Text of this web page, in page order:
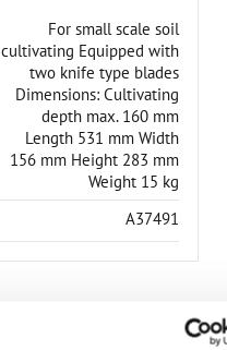
For small scale soil
cultivating Equipped with
two knife type blades
Dimensions: Cultivating
depth max. 160 mm
Length 531 mm Width
156 mm Height 283 mm
Weight 15 kg
A37491